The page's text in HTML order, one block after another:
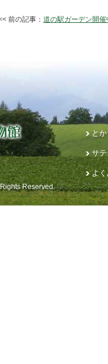
前の記事： 道の駅ガーデン開催
と
サ
よ
Reserved.